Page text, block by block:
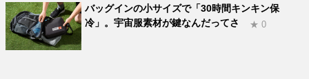
バッグインの小サイズで「30時間キンキン保
冷」。宇宙服素材が鍵なんだってさ
★ 0